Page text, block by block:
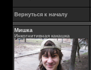
Вернуться к началу
Мишка
Инкогнитивная какашка